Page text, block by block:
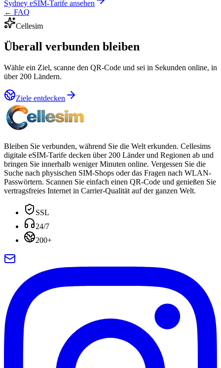
Sydney eSIM-Tarife ansehen
← FAQ
Cellesim
Überall verbunden bleiben
Wähle ein Ziel, scanne den QR-Code und sei in Sekunden online, in
über 200 Ländern.
Ziele entdecken
Bleiben Sie verbunden, während Sie die Welt erkunden. Cellesims
digitale eSIM-Tarife decken über 200 Länder und Regionen ab und
bringen Sie innerhalb weniger Minuten online. Vergessen Sie die
Suche nach physischen SIM-Shops oder das Fragen nach WLAN-
Passwörtern. Scannen Sie einfach einen QR-Code und genießen Sie
vertragsfreies Internet in Carrier-Qualität auf der ganzen Welt.
SSL
24/7
200+